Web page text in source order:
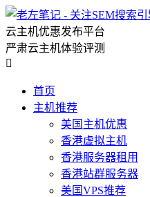
云主机优惠发布平台
严肃云主机体验评测

首页
主机推荐
美国主机优惠
香港虚拟主机
香港服务器租用
香港站群服务器
美国VPS推荐